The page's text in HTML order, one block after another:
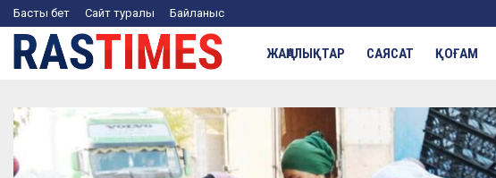
Басты бет Сайт туралы Байланыс
ЖАҢАЛЫҚТАР САЯСАТ ҚОҒАМ